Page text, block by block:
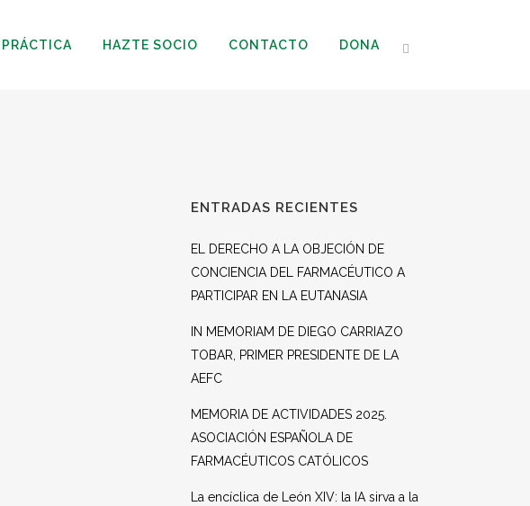
PRÁCTICA HAZTE SOCIO CONTACTO DONA
ENTRADAS RECIENTES
EL DERECHO A LA OBJECIÓN DE
CONCIENCIA DEL FARMACÉUTICO A
PARTICIPAR EN LA EUTANASIA
IN MEMORIAM DE DIEGO CARRIAZO
TOBAR, PRIMER PRESIDENTE DE LA
AEFC
MEMORIA DE ACTIVIDADES 2025.
ASOCIACIÓN ESPAÑOLA DE
FARMACÉUTICOS CATÓLICOS
La encíclica de León XIV: la IA sirva a la